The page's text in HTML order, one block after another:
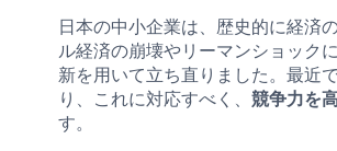
日本の中小企業は、歴史的に経済
ル経済の崩壊やリーマンショック
新を用いて立ち直りました。最近
り、これに対応すべく、競争力を
す。